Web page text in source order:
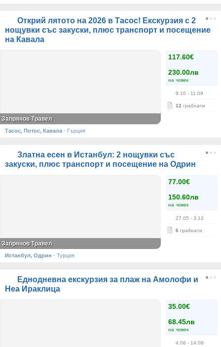
Открий лятото на 2026 в Тасос! Екскурзия с 2
нощувки със закуски, плюс транспорт и посещение
на Кавала
117.60€
230.00лв
на човек
9.10 - 11.09
12 грабнати
Запрянов Травел
Тасос, Потос, Кавала · Гърция
Златна есен в Истанбул: 2 нощувки със
закуски, плюс транспорт и посещение на Одрин
77.00€
150.60лв
на човек
27.05 - 3.12
6 грабнати
Запрянов Травел
Истанбул, Одрин · Турция
Еднодневна екскурзия за плаж на Амолофи и
Неа Ираклица
35.00€
68.45лв
на човек
4.06 - 14.08